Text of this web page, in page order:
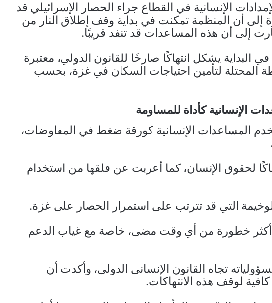
الإنسانية في القطاع جراء الحصار الإسرائيلي قد
إلى أن المنظمة تمكنت في بداية وقف إطلاق النار من
إلى أن هذه المساعدات قد تنفد قريبًا.
يشكل انتهاكًا صارخًا للقانون الدولي، معتبرة
المحتلة لتأمين احتياجات السكان في غزة، بحسب
الإنسانية كأداة للمساومة
المساعدات الإنسانية كورقة ضغط في المفاوضات،
لحقوق الإنسان، كما أعربت عن قلقها من استخدام
التي قد تترتب على استمرار الحصار على غزة.
أكثر خطورة من أي وقت مضى، خاصة مع غياب الدعم
تجاه القانون الإنساني الدولي، وأكدت أن
لوقف هذه الانتهاكات.